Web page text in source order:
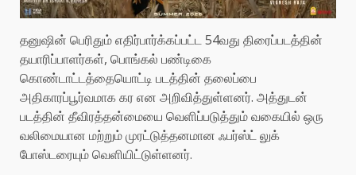
தனுஷின் பெரிதும் எதிர்பார்க்கப்பட்ட 54வது திரைப்படத்தின்
தயாரிப்பாளர்கள், பொங்கல் பண்டிகை
கொண்டாட்டத்தையொட்டி படத்தின் தலைப்பை
அதிகாரப்பூர்வமாக கர என அறிவித்துள்ளனர். அத்துடன்
படத்தின் தீவிரத்தன்மையை வெளிப்படுத்தும் வகையில் ஒரு
வலிமையான மற்றும் முரட்டுத்தனமான ஃபர்ஸ்ட் லுக்
போஸ்டரையும் வெளியிட்டுள்ளனர்.